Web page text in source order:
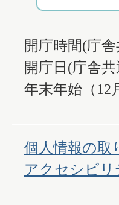
開庁時間(庁
開庁日(庁舎
年末年始（12
個人情報の取
アクセシビ